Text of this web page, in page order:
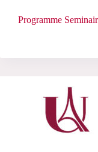
Programme